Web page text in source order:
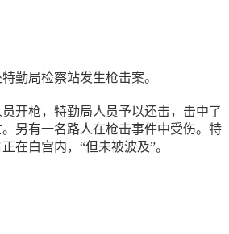
勤局检察站发生枪击案。
开枪，特勤局人员予以还击，击中了
另有一名路人在枪击事件中受伤。特
在白宫内，“但未被波及”。